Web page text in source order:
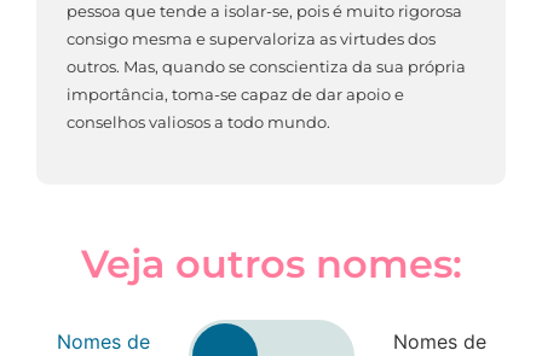
pessoa que tende a isolar-se, pois é muito rigorosa
consigo mesma e supervaloriza as virtudes dos
outros. Mas, quando se conscientiza da sua própria
importância, toma-se capaz de dar apoio e
conselhos valiosos a todo mundo.
Veja outros nomes:
Nomes de
Nomes de